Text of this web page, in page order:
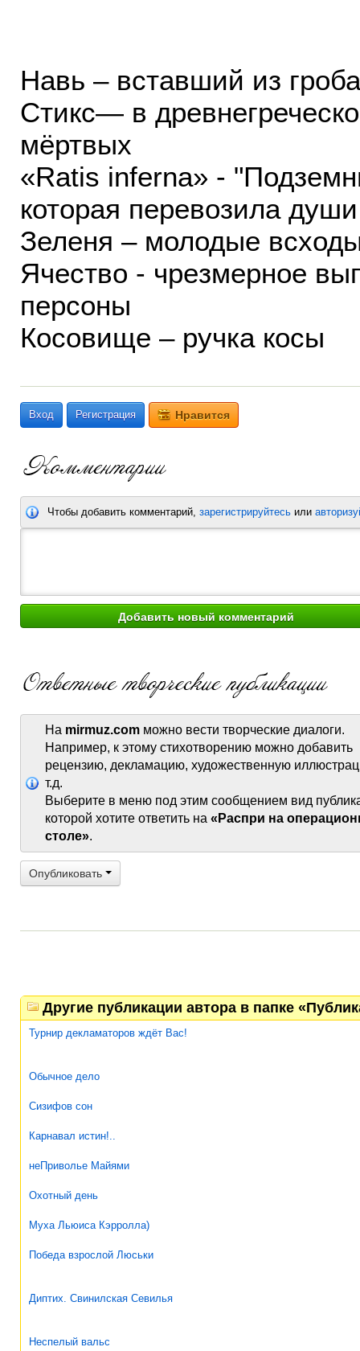
Навь – вставший из
Стикс— в
мёртвых
«Ratis inferna» -
которая перевозила
Зеленя – молодые
Ячество - чpeзмepнoe
пepcoны
Косовище – ручка косы
Вход Регистрация Нравится
Чтобы добавить комментарий, зарегистрируйтесь или
На mirmuz.com можно вести творческие диалоги.
Например, к этому стихотворению можно добавить
рецензию, декламацию, художественную
т.д.
Выберите в меню под этим сообщением вид
которой хотите ответить на «Распри на
столе».
Опубликовать
Другие публикации автора в папке
Турнир декламаторов ждёт Вас!
Обычное дело
Сизифов сон
Карнавал истин!..
неПриволье Майями
Охотный день
Муха Льюиса Кэрролла)
Победа взрослой Люськи
Диптих. Свинилская Севилья
Неспелый вальс